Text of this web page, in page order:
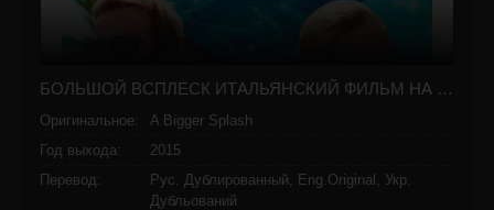
БОЛЬШОЙ ВСПЛЕСК ИТАЛЬЯНСКИЙ ФИЛЬМ НА РУССКОМ ЯЗЫКЕ В ХОРОШЕМ КАЧЕСТВЕ
Оригинальное:
A Bigger Splash
Год выхода:
2015
Перевод:
Рус. Дублированный, Eng.Original, Укр.
Дубльований